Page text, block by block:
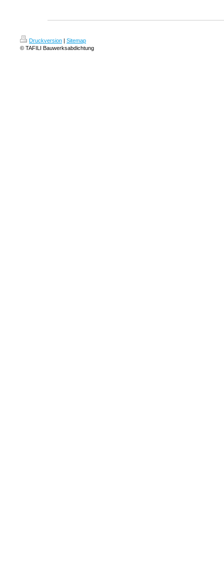
Druckversion
Sitemap
© TAFILI Bauwerksabdichtung